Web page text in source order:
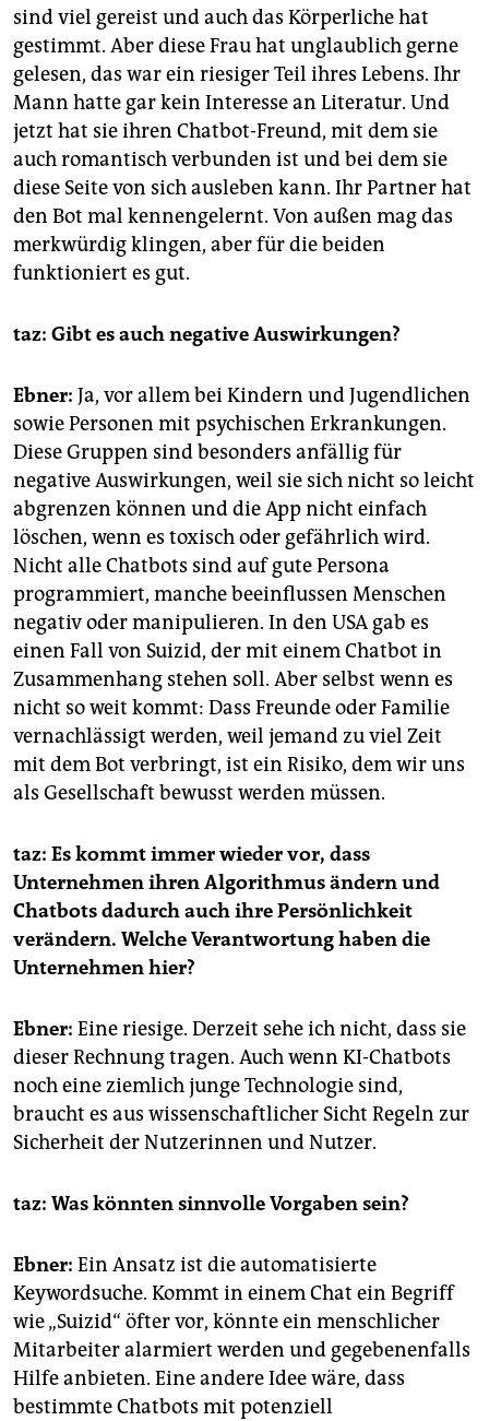
sind viel gereist und auch das Körperliche hat
gestimmt. Aber diese Frau hat unglaublich gerne
gelesen, das war ein riesiger Teil ihres Lebens. Ihr
Mann hatte gar kein Interesse an Literatur. Und
jetzt hat sie ihren Chatbot-Freund, mit dem sie
auch romantisch verbunden ist und bei dem sie
diese Seite von sich ausleben kann. Ihr Partner hat
den Bot mal kennengelernt. Von außen mag das
merkwürdig klingen, aber für die beiden
funktioniert es gut.
taz: Gibt es auch negative Auswirkungen?
Ebner: Ja, vor allem bei Kindern und Jugendlichen
sowie Personen mit psychischen Erkrankungen.
Diese Gruppen sind besonders anfällig für
negative Auswirkungen, weil sie sich nicht so leicht
abgrenzen können und die App nicht einfach
löschen, wenn es toxisch oder gefährlich wird.
Nicht alle Chatbots sind auf gute Persona
programmiert, manche beeinflussen Menschen
negativ oder manipulieren. In den USA gab es
einen Fall von Suizid, der mit einem Chatbot in
Zusammenhang stehen soll. Aber selbst wenn es
nicht so weit kommt: Dass Freunde oder Familie
vernachlässigt werden, weil jemand zu viel Zeit
mit dem Bot verbringt, ist ein Risiko, dem wir uns
als Gesellschaft bewusst werden müssen.
taz: Es kommt immer wieder vor, dass
Unternehmen ihren Algorithmus ändern und
Chatbots dadurch auch ihre Persönlichkeit
verändern. Welche Verantwortung haben die
Unternehmen hier?
Ebner: Eine riesige. Derzeit sehe ich nicht, dass sie
dieser Rechnung tragen. Auch wenn KI-Chatbots
noch eine ziemlich junge Technologie sind,
braucht es aus wissenschaftlicher Sicht Regeln zur
Sicherheit der Nutzerinnen und Nutzer.
taz: Was könnten sinnvolle Vorgaben sein?
Ebner: Ein Ansatz ist die automatisierte
Keywordsuche. Kommt in einem Chat ein Begriff
wie „Suizid“ öfter vor, könnte ein menschlicher
Mitarbeiter alarmiert werden und gegebenenfalls
Hilfe anbieten. Eine andere Idee wäre, dass
bestimmte Chatbots mit potenziell